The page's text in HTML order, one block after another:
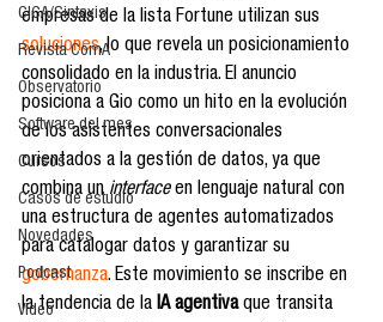
CICA/Sintaxis
Revista ComA
Observatorio
Software del mes
Cursos
Casos de estudio
Novedades
Podcast
Video
empresas de la lista Fortune utilizan sus
soluciones, lo que revela un posicionamiento
consolidado en la industria. El anuncio
posiciona a Gio como un hito en la evolución
de los asistentes conversacionales
orientados a la gestión de datos, ya que
combina un interface en lenguaje natural con
una estructura de agentes automatizados
para catalogar datos y garantizar su
gobernanza. Este movimiento se inscribe en
la tendencia de la IA agentiva que transita